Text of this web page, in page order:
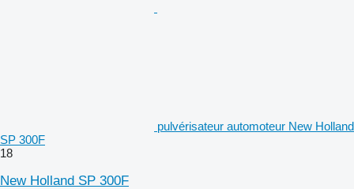
pulvérisateur automoteur New Holland
SP 300F
18
New Holland SP 300F